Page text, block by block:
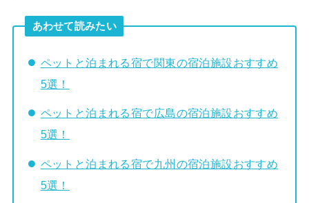
あわせて読みたい
ペットと泊まれる宿で関東の宿泊施設おすすめ
5選！
ペットと泊まれる宿で広島の宿泊施設おすすめ
5選！
ペットと泊まれる宿で九州の宿泊施設おすすめ
5選！